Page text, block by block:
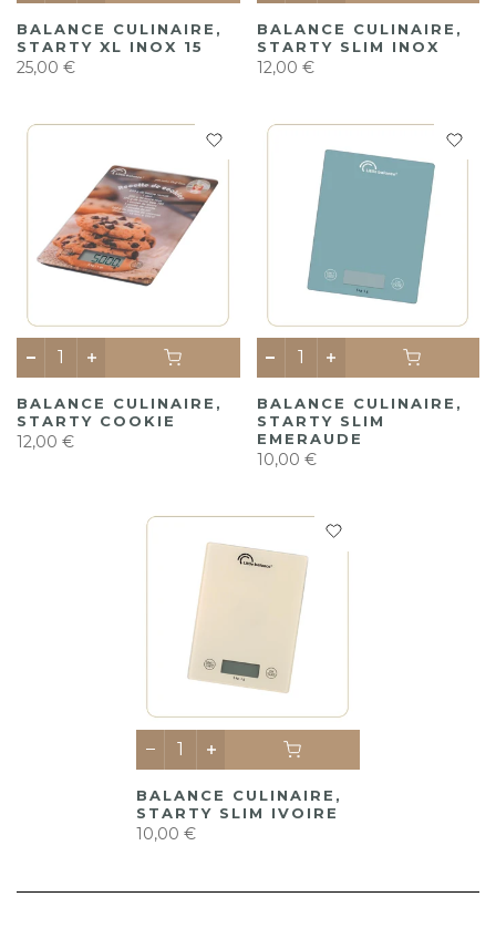
BALANCE CULINAIRE,
STARTY XL INOX 15
25,00 €
BALANCE CULINAIRE,
STARTY SLIM INOX
12,00 €
BALANCE CULINAIRE,
STARTY COOKIE
12,00 €
BALANCE CULINAIRE,
STARTY SLIM
EMERAUDE
10,00 €
BALANCE CULINAIRE,
STARTY SLIM IVOIRE
10,00 €